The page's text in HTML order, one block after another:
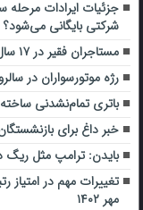
جزئیات ایرادات
شرکتی بایگانی می‌شود؟
مستاجران فقیر در ۱۷ سال ۳ برابر شدند!
رژه موتورسواران در
باتری تمام‌نشدنی ساخته شد / ۱۰۰ سال بدون
خبر داغ برای
بایدن: ترامپ مثل ریگ
تغییرات مهم در امتیاز
مهر ۱۴۰۲